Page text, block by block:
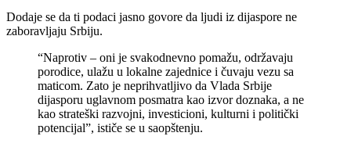
Dodaje se da ti podaci jasno govore da ljudi iz dijaspore ne
zaboravljaju Srbiju.
“Naprotiv – oni je svakodnevno pomažu, održavaju
porodice, ulažu u lokalne zajednice i čuvaju vezu sa
maticom. Zato je neprihvatljivo da Vlada Srbije
dijasporu uglavnom posmatra kao izvor doznaka, a ne
kao strateški razvojni, investicioni, kulturni i politički
potencijal”, ističe se u saopštenju.